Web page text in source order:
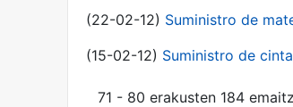
(22-02-12) Suministro de
(15-02-12) Suministro de
71 - 80 erakusten 184